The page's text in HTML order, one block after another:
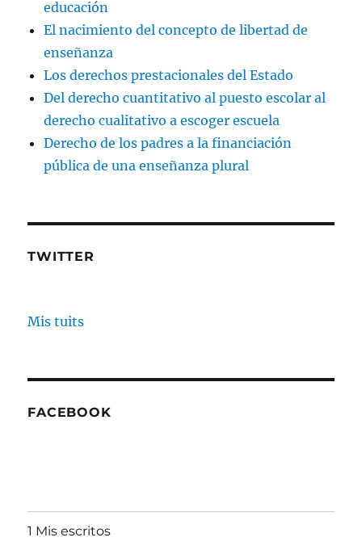
educación
El nacimiento del concepto de libertad de
enseñanza
Los derechos prestacionales del Estado
Del derecho cuantitativo al puesto escolar al
derecho cualitativo a escoger escuela
Derecho de los padres a la financiación
pública de una enseñanza plural
TWITTER
Mis tuits
FACEBOOK
1 Mis escritos